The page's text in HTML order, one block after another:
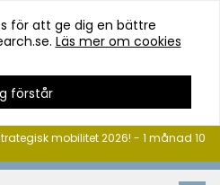
för att ge dig en bättre
Läs mer om cookies
förstår
mobilitet 2026! - 1 månad 10